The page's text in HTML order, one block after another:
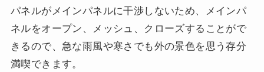
パネルがメインパネルに干渉しないため、メインパ
ネルをオープン、メッシュ、クローズすることがで
きるので、急な雨風や寒さでも外の景色を思う存分
満喫できます。